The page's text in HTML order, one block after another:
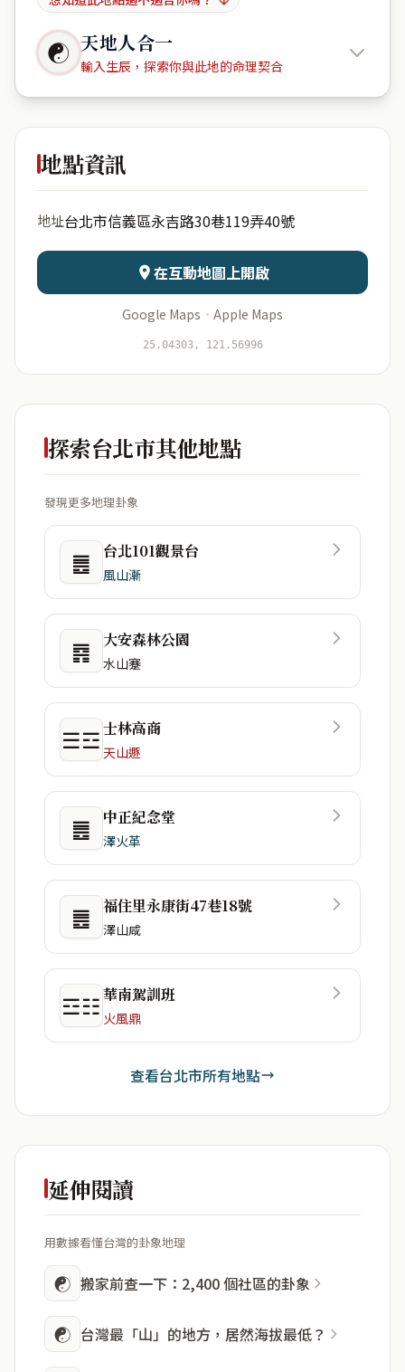
☯ 天地人合一
輸入生辰，探索你與此地的命理契合
Sofun
日期 出生時辰
資料僅用於即時分析，不會儲存於伺服器
地點資訊
地址台北市信義區永吉路30巷119弄40號
在互動地圖上開啟
Google Maps · Apple Maps
25.04303, 121.56996
探索台北市其他地點
發現更多地理卦象
䷌ 台北101觀景台
風山漸
䷴ 大安森林公園
水山蹇
☰☲士林高商
天山遯
䷌ 中正紀念堂
澤火革
䷌ 福住里永康街47巷18號
澤山咸
☲☷華南駕訓班
火風鼎
查看台北市所有地點
延伸閱讀
用數據看懂台灣的卦象地理
☯ 搬家前查一下：2,400 個社區的卦象
☯ 台灣最「山」的地方，居然海拔最低？